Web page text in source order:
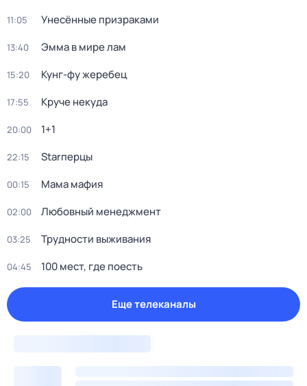
11:05 Унесённые призраками
13:40 Эмма в мире лам
15:20 Кунг-фу жеребец
17:55 Круче некуда
20:00 1+1
22:15 Starперцы
00:15 Мама мафия
02:00 Любовный менеджмент
03:25 Трудности выживания
04:45 100 мест, где поесть
Еще телеканалы